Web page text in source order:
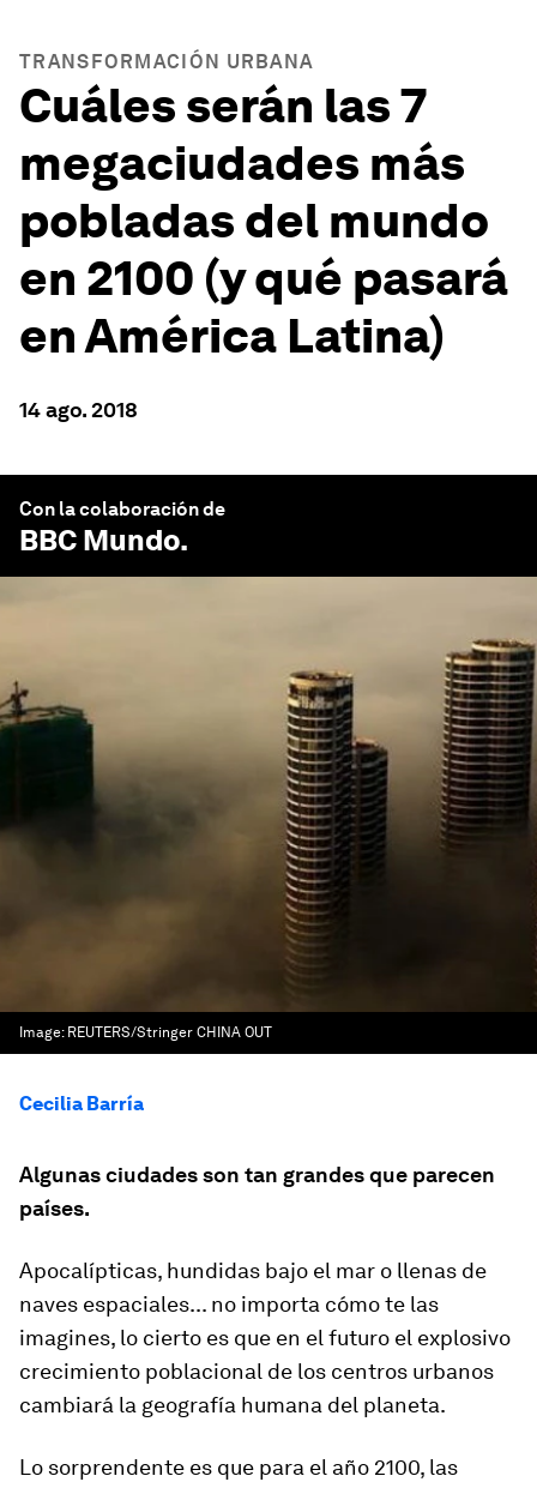
TRANSFORMACIÓN URBANA
Cuáles serán las 7
megaciudades más
pobladas del mundo
en 2100 (y qué pasará
en América Latina)
14 ago. 2018
Con la colaboración de
BBC Mundo.
Image: REUTERS/Stringer CHINA OUT
Cecilia Barría
Algunas ciudades son tan grandes que parecen
países.
Apocalípticas, hundidas bajo el mar o llenas de
naves espaciales... no importa cómo te las
imagines, lo cierto es que en el futuro el explosivo
crecimiento poblacional de los centros urbanos
cambiará la geografía humana del planeta.
Lo sorprendente es que para el año 2100, las